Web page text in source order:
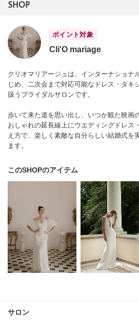
SHOP
ポイント対象
Cli'O mariage
クリオマリアージュは、インターナショナ
じめ、二次会まで対応可能なドレス・タキ
扱うブライダルサロンです。
歩いて来た道を思い出し、いつか観た映画
おしゃれの延長線上にウエディングドレス
え方で、楽しく素敵な自分らしい結婚式を
ます。
このSHOPのアイテム
サロン